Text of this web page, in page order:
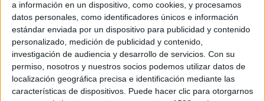
a información en un dispositivo, como cookies, y procesamos
datos personales, como identificadores únicos e información
estándar enviada por un dispositivo para publicidad y contenido
personalizado, medición de publicidad y contenido,
investigación de audiencia y desarrollo de servicios. Con su
permiso, nosotros y nuestros socios podemos utilizar datos de
localización geográfica precisa e identificación mediante las
características de dispositivos. Puede hacer clic para otorgarnos
Contador, Pep Guardiola, Concha velasco y así
hasta completar 105 personas relevantes del
mundo de la cultura y el deporte, han accedido a
ceder su imagen en favor de la Plataforma de
Afectados por ELA. La acción forma parte de una
campaña de visibilidad creada por "Publicitarios
Implicados" de forma totalmente desinteresada,